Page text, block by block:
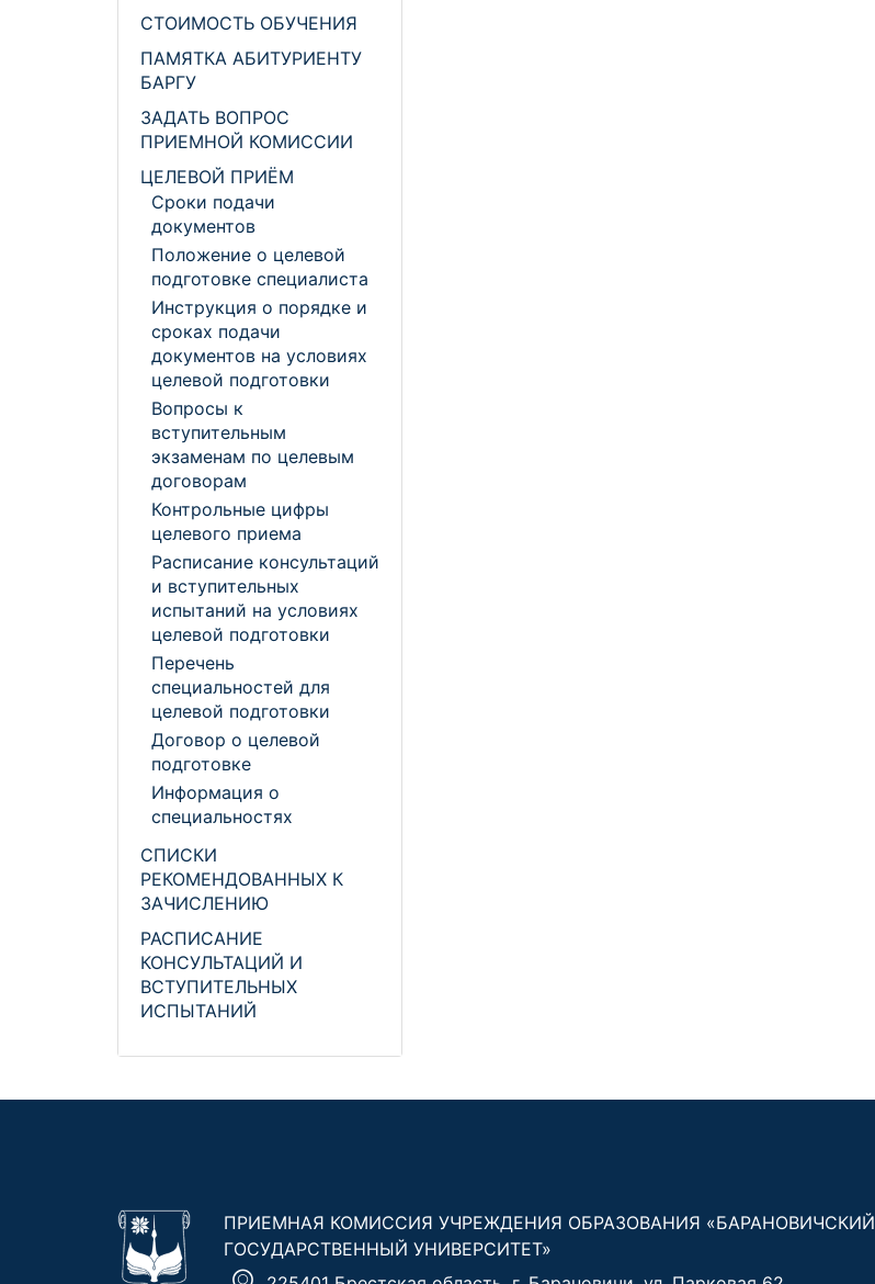
СТОИМОСТЬ ОБУЧЕНИЯ
ПАМЯТКА АБИТУРИЕНТУ
БАРГУ
ЗАДАТЬ ВОПРОС
ПРИЕМНОЙ КОМИССИИ
ЦЕЛЕВОЙ ПРИЁМ
Сроки подачи
документов
Положение о целевой
подготовке специалиста
Инструкция о порядке и
сроках подачи
документов на условиях
целевой подготовки
Вопросы к
вступительным
экзаменам по целевым
договорам
Контрольные цифры
целевого приема
Расписание консультаций
и вступительных
испытаний на условиях
целевой подготовки
Перечень
специальностей для
целевой подготовки
Договор о целевой
подготовке
Информация о
специальностях
СПИСКИ
РЕКОМЕНДОВАННЫХ К
ЗАЧИСЛЕНИЮ
РАСПИСАНИЕ
КОНСУЛЬТАЦИЙ И
ВСТУПИТЕЛЬНЫХ
ИСПЫТАНИЙ
ПРИЕМНАЯ КОМИССИЯ УЧРЕЖДЕНИЯ ОБРАЗОВАНИЯ «БАРАНОВИЧСКИЙ
ГОСУДАРСТВЕННЫЙ УНИВЕРСИТЕТ»